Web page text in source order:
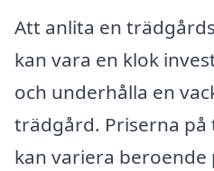
Att anlita en
kan vara en klok
och underhålla en
trädgård. Priserna
kan variera beroende